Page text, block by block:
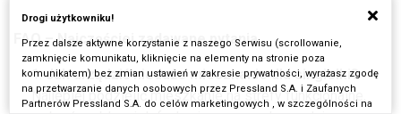
FAQ – Najczęściej zadawane pytania
Jak urządzić nieduże mieszkanie dla singielki?
Najlepiej podzielić mieszkanie na strefy funkcjonalne,
Drogi użytkowniku!
Przez dalsze aktywne korzystanie z naszego Serwisu (scrollowanie,
zamknięcie komunikatu, kliknięcie na elementy na stronie poza
komunikatem) bez zmian ustawień w zakresie prywatności, wyrażasz zgodę
na przetwarzanie danych osobowych przez Pressland S.A. i Zaufanych
Partnerów Pressland S.A. do celów marketingowych , w szczególności na